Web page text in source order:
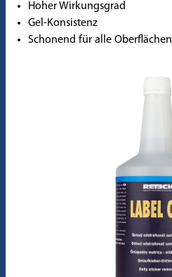
Hoher Wirkungsgrad
Gel-Konsistenz
Schonend für alle Oberflächen